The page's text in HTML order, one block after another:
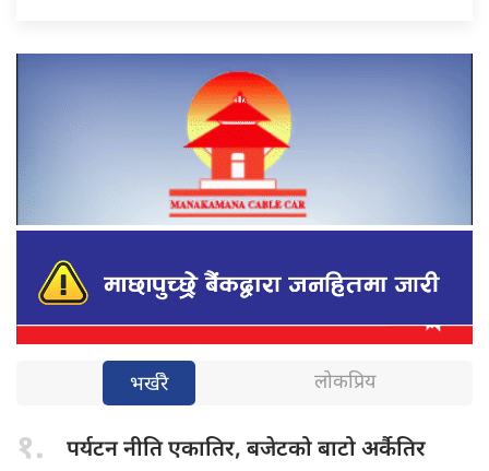
भर्खरै लोकप्रिय
१. पर्यटन नीतिएकातिर, बजेटको बाटो अर्कैतिर